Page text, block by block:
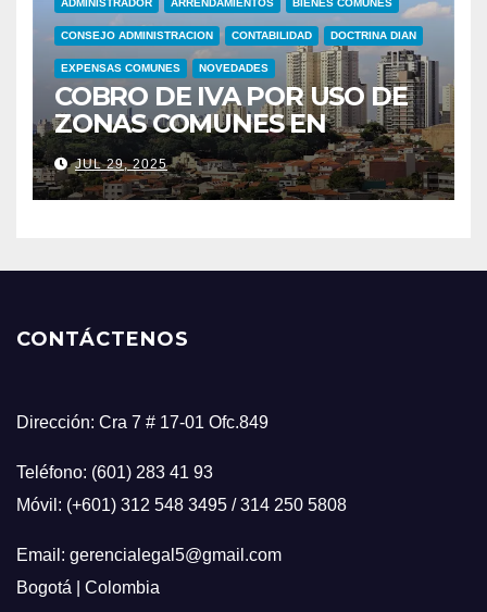
CONSEJO ADMINISTRACION CONTABILIDAD DOCTRINA DIAN
EXPENSAS COMUNES NOVEDADES
COBRO DE IVA POR USO DE
ZONAS COMUNES EN
CONJUNTOS RESIDENCIALES
JUL 29, 2025
CONTÁCTENOS
Dirección: Cra 7 # 17-01 Ofc.849
Teléfono: (601) 283 41 93
Móvil: (+601) 312 548 3495 / 314 250 5808
Email: gerencialegal5@gmail.com
Bogotá | Colombia